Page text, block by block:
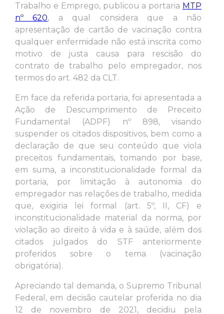
Trabalho e Emprego, publicou a portaria MTP
nº 620, a qual considera que a não
apresentação de cartão de vacinação contra
qualquer enfermidade não está inscrita como
motivo de justa causa para rescisão do
contrato de trabalho pelo empregador, nos
termos do art. 482 da CLT.
Em face da referida portaria, foi apresentada a
Ação de Descumprimento de Preceito
Fundamental (ADPF) nº 898, visando
suspender os citados dispositivos, bem como a
declaração de que seu conteúdo que viola
preceitos fundamentais, tomando por base,
em suma, a inconstitucionalidade formal da
portaria, por limitação à autonomia do
empregador nas relações de trabalho, medida
que, exigiria lei formal (art. 5º, II, CF) e
inconstitucionalidade material da norma, por
violação ao direito à vida e à saúde, além dos
citados julgados do STF anteriormente
proferidos sobre o tema (vacinação
obrigatória).
Apreciando tal demanda, o Supremo Tribunal
Federal, em decisão cautelar proferida no dia
12 de novembro de 2021, decidiu pela